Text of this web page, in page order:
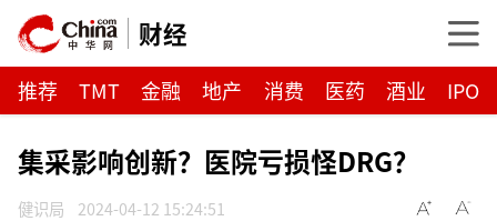
财经
推荐 TMT 金融 地产 消费 医药 酒业 IPO
集采影响创新？医院亏损怪DRG？
健识局 2024-04-12 15:24:51